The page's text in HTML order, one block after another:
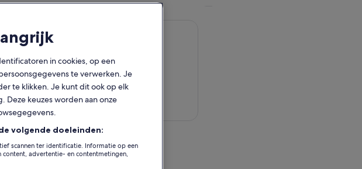
Locatie van activiteit
Malaga
in cookies, op een
te verwerken. Je
te klikken. Je kunt dit ook op elk
Deze keuzes worden aan onze
volgende doeleinden:
scannen ter identificatie. Informatie op een
advertentie- en contentmetingen,